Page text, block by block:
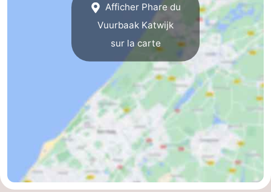
Contact
Afficher Phare du
Vuurbaak Katwijk
sur la carte